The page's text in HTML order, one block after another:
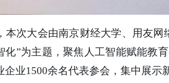
本次大会由南京财经大学、用友
化”为主题，聚焦人工智能赋能教
企业1500余名代表参会，集中展示